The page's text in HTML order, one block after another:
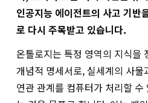
인공지능 에이전트의 사고 기반
로 다시 주목받고 있습니다.
온톨로지는 특정 영역의 지식을
개념적 명세서로, 실세계의 사물
연관 관계를 컴퓨터가 처리할